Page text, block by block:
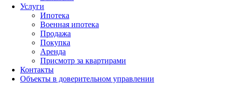
Услуги
Ипотека
Военная ипотека
Продажа
Покупка
Аренда
Присмотр за квартирами
Контакты
Объекты в доверительном управлении